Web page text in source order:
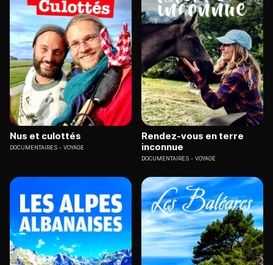
Nus et culottés
DOCUMENTAIRES VOYAGE
Rendez-vous en terre
inconnue
DOCUMENTAIRES VOYAGE